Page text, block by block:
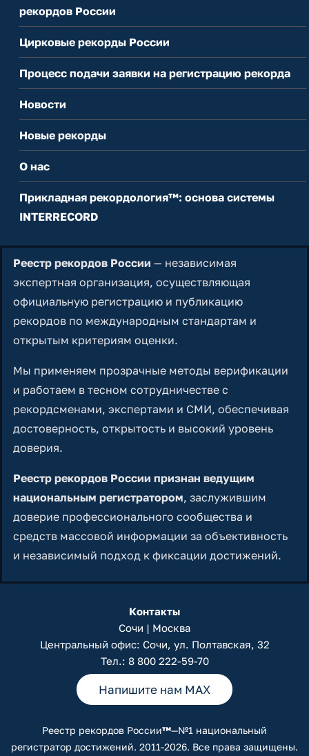
рекордов России
Цирковые рекорды России
Процесс подачи заявки на регистрацию рекорда
Новости
Новые рекорды
О нас
Прикладная рекордология™: основа системы
INTERRECORD
Реестр рекордов России — независимая
экспертная организация, осуществляющая
официальную регистрацию и публикацию
рекордов по международным стандартам и
открытым критериям оценки.
Мы применяем прозрачные методы верификации
и работаем в тесном сотрудничестве с
рекордсменами, экспертами и СМИ, обеспечивая
достоверность, открытость и высокий уровень
доверия.
Реестр рекордов России признан ведущим
национальным регистратором, заслужившим
доверие профессионального сообщества и
средств массовой информации за объективность
и независимый подход к фиксации достижений.
Контакты
Сочи | Москва
Центральный офис: Сочи, ул. Полтавская, 32
Тел.: 8 800 222-59-70
Напишите нам MAX
Реестр рекордов России™—№1 национальный
регистратор достижений. 2011-2026. Все права защищены.